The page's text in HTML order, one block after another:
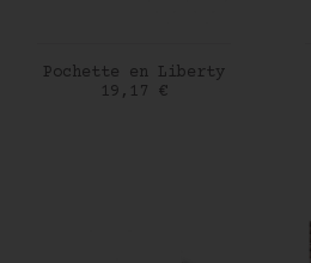
AJOUTER AU PANIER
Pochette en Liberty
Prix
19,17 €